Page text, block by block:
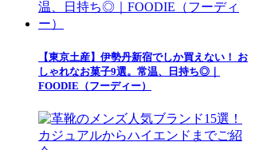
【東京土産】伊勢丹新宿でしか買えない！ お
しゃれなお菓子9選。常温、日持ち◎｜
FOODIE（フーディー）